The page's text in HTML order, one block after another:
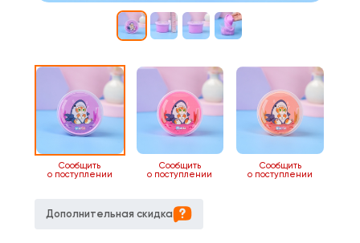
Сообщить
о поступлении
Сообщить
о поступлении
Сообщить
о поступлении
Дополнительная скидка